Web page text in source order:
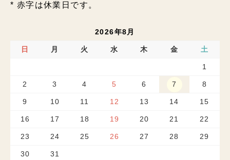
* 赤字は休業日です。
2026年8月
日 月 火 水 木 金 土
1
2 3 4 5 6 7 8
9 10 11 12 13 14 15
16 17 18 19 20 21 22
23 24 25 26 27 28 29
30 31